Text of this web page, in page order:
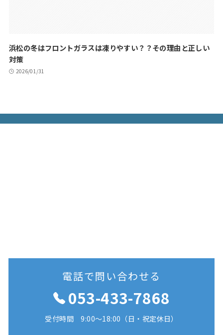
浜松の冬はフロントガラスは凍りやすい？？その理由と正しい
対策
2026/01/31
電話で問い合わせる
053-433-7868
受付時間 9:00〜18:00（日・祝定休日）